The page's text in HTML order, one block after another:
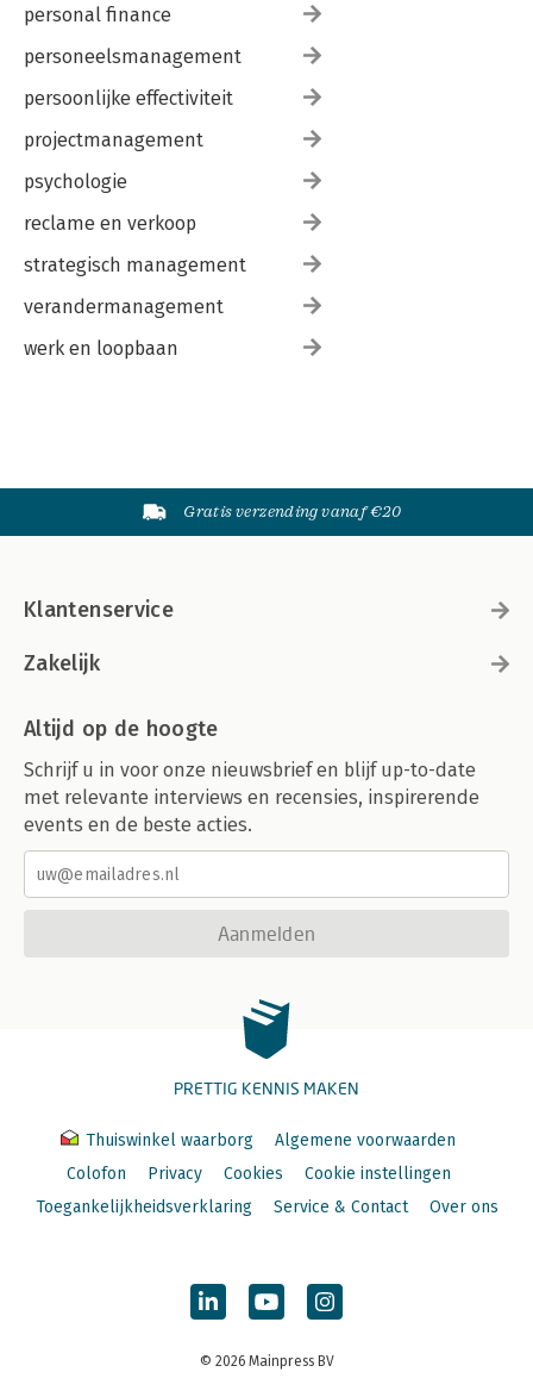
personal finance
personeelsmanagement
persoonlijke effectiviteit
projectmanagement
psychologie
reclame en verkoop
strategisch management
verandermanagement
werk en loopbaan
Gratis verzending vanaf €20
Klantenservice
Zakelijk
Altijd op de hoogte
Schrijf u in voor onze nieuwsbrief en blijf up-to-date
met relevante interviews en recensies, inspirerende
events en de beste acties.
Aanmelden
PRETTIG KENNIS MAKEN
Thuiswinkel waarborg
Algemene voorwaarden
Colofon
Privacy Cookies
Cookie instellingen
Toegankelijkheidsverklaring
Service & Contact Over ons
© 2026 Mainpress BV